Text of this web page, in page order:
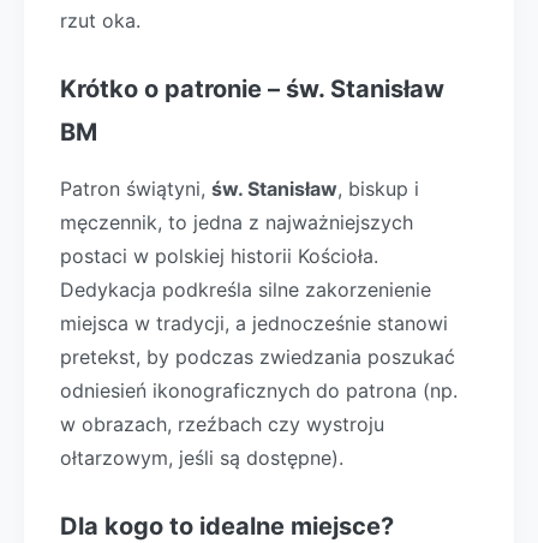
rzut oka.
Krótko o patronie – św. Stanisław
BM
Patron świątyni, św. Stanisław, biskup i
męczennik, to jedna z najważniejszych
postaci w polskiej historii Kościoła.
Dedykacja podkreśla silne zakorzenienie
miejsca w tradycji, a jednocześnie stanowi
pretekst, by podczas zwiedzania poszukać
odniesień ikonograficznych do patrona (np.
w obrazach, rzeźbach czy wystroju
ołtarzowym, jeśli są dostępne).
Dla kogo to idealne miejsce?